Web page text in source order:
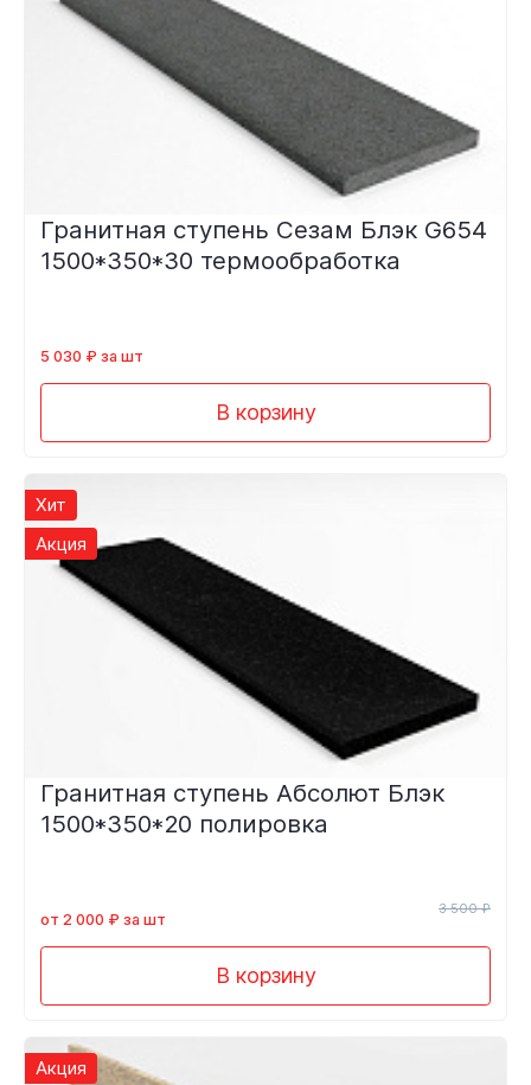
Гранитная ступень Сезам Блэк G654
1500*350*30 термообработка
5 030 ₽ за шт
В корзину
Хит
Акция
Гранитная ступень Абсолют Блэк
1500*350*20 полировка
от 2 000 ₽ за шт
3 500 ₽
В корзину
Акция